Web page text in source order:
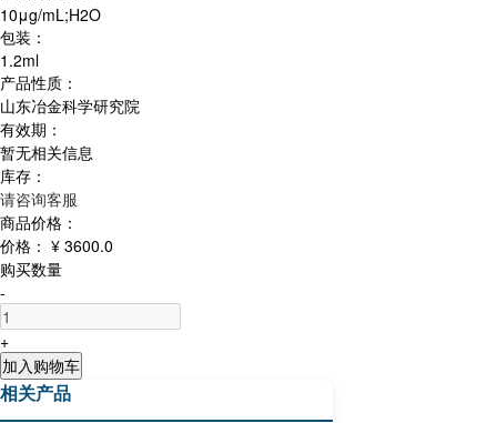
10μg/mL;H2O
包装：
1.2ml
产品性质：
山东冶金科学研究院
有效期：
暂无相关信息
库存：
请咨询客服
商品价格：
价格： ¥ 3600.0
购买数量
-
+
加入购物车
相关产品